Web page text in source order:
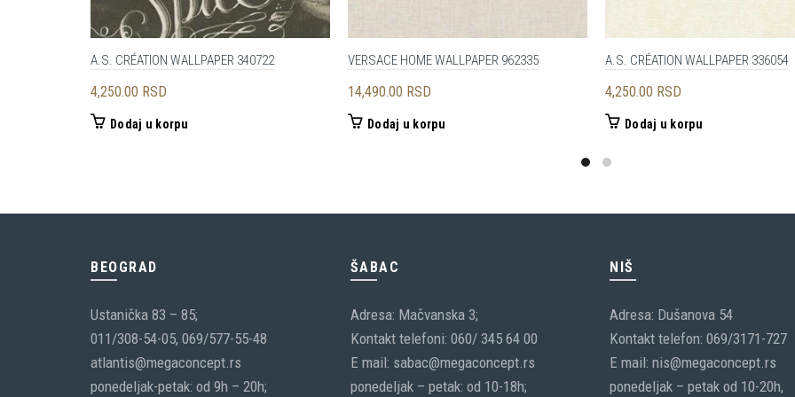
A.S. CRÉATION WALLPAPER 340722
4,250.00 RSD
Dodaj u korpu
VERSACE HOME WALLPAPER 962335
14,490.00 RSD
Dodaj u korpu
A.S. CRÉATION WALLPAPER 336054
4,250.00 RSD
Dodaj u korpu
BEOGRAD
Ustanička 83 – 85;
011/308-54-05, 069/577-55-48
atlantis@megaconcept.rs
ponedeljak-petak: od 9h – 20h;
ŠABAC
Adresa: Mačvanska 3;
Kontakt telefoni: 060/ 345 64 00
E mail: sabac@megaconcept.rs
ponedeljak – petak: od 10-18h;
NIŠ
Adresa: Dušanova 54
Kontakt telefon: 069/3171-727
E mail: nis@megaconcept.rs
ponedeljak – petak od 10-20h,